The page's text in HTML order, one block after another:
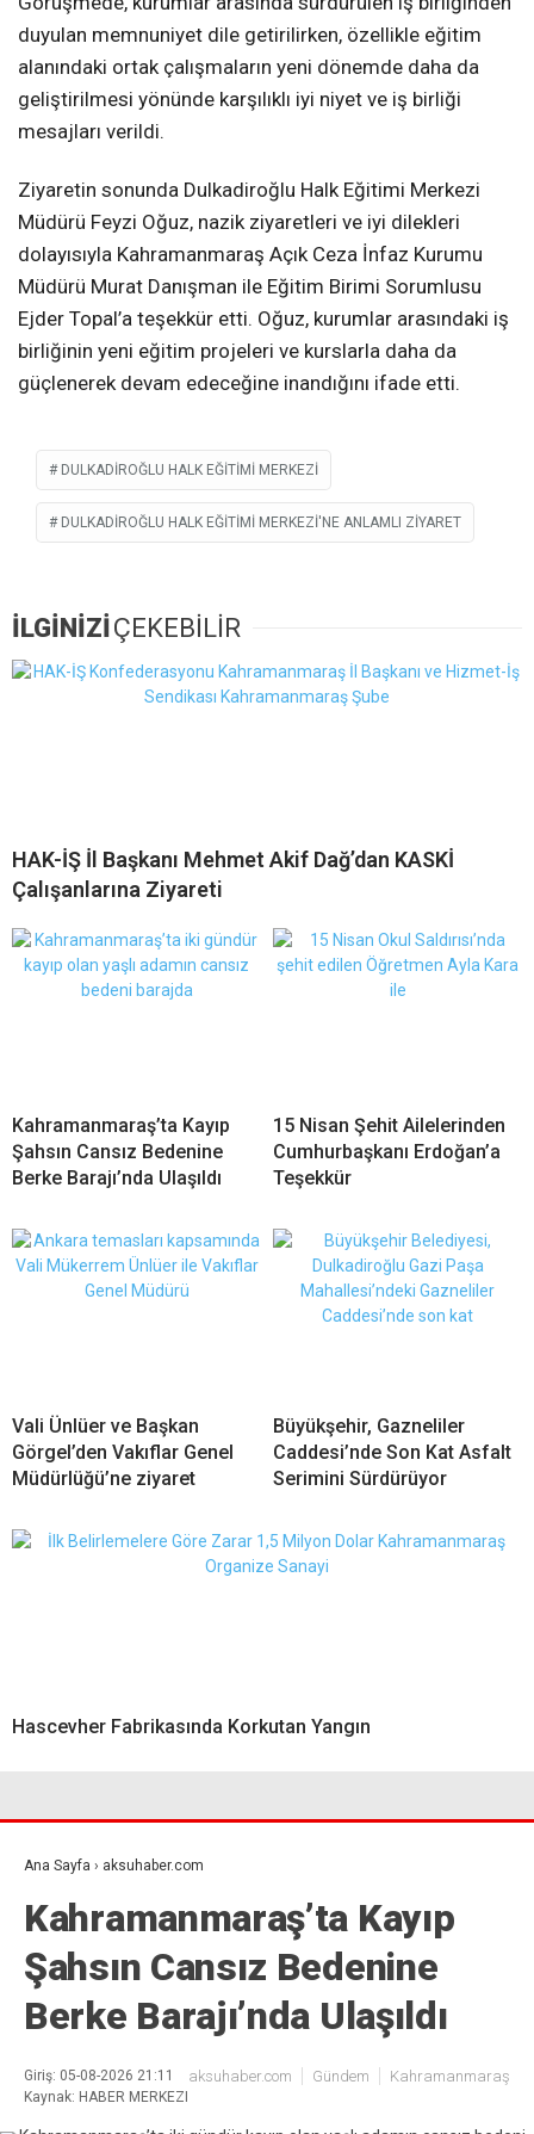
duyulan memnuniyet dile getirilirken, özellikle eğitim
alanındaki ortak çalışmaların yeni dönemde daha da
geliştirilmesi yönünde karşılıklı iyi niyet ve iş birliği
mesajları verildi.
Ziyaretin sonunda Dulkadiroğlu Halk Eğitimi Merkezi
Müdürü Feyzi Oğuz, nazik ziyaretleri ve iyi dilekleri
dolayısıyla Kahramanmaraş Açık Ceza İnfaz Kurumu
Müdürü Murat Danışman ile Eğitim Birimi Sorumlusu
Ejder Topal’a teşekkür etti. Oğuz, kurumlar arasındaki iş
birliğinin yeni eğitim projeleri ve kurslarla daha da
güçlenerek devam edeceğine inandığını ifade etti.
DULKADIROĞLU HALK EĞITIMI MERKEZI
DULKADIROĞLU HALK EĞITIMI MERKEZI'NE ANLAMLI ZIYARET
İLGİNİZİÇEKEBİLİR
HAK-İŞ İl Başkanı Mehmet Akif Dağ’dan KASKİ
Çalışanlarına Ziyareti
Kahramanmaraş’ta Kayıp
Şahsın Cansız Bedenine
Berke Barajı’nda Ulaşıldı
15 Nisan Şehit Ailelerinden
Cumhurbaşkanı Erdoğan’a
Teşekkür
Vali Ünlüer ve Başkan
Görgel’den Vakıflar Genel
Müdürlüğü’ne ziyaret
Büyükşehir, Gazneliler
Caddesi’nde Son Kat Asfalt
Serimini Sürdürüyor
Hascevher Fabrikasında Korkutan Yangın
Ana Sayfa › aksuhaber.com
Kahramanmaraş’ta Kayıp
Şahsın Cansız Bedenine
Berke Barajı’nda Ulaşıldı
Giriş: 05-08-2026 21:11
Kaynak: HABER MERKEZI
aksuhaber.com Gündem Kahramanmaraş